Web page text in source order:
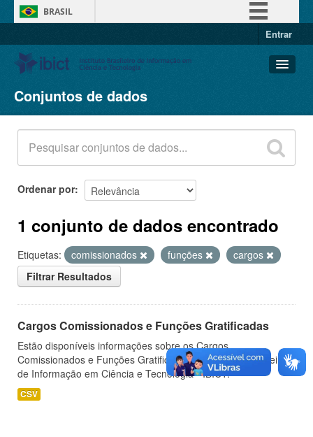
BRASIL
Entrar
Conjuntos de dados
Organizações
Grupos
Sobre
Conjuntos de dados
Ordenar por
1 conjunto de dados encontrado
Etiquetas: comissionados funções
cargos
Filtrar Resultados
Cargos Comissionados e Funções Gratificadas
Estão disponíveis informações sobre os Cargos
Comissionados e Funções Gratificadas do Instituto Brasileiro
de Informação em Ciência e Tecnologia - IBICT.
CSV